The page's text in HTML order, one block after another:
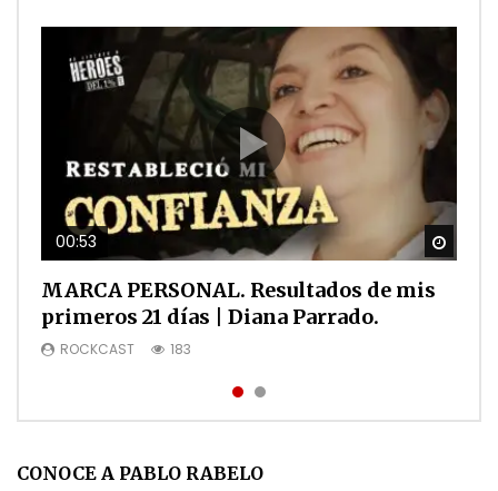
00:53
MARCA PERSONAL. Resultados de mis
primeros 21 días | Diana Parrado.
ROCKCAST 183
01:01
Caso de éxito Eduardo Ospino en HD1
ROCKCAST 90
CONOCE A PABLO RABELO